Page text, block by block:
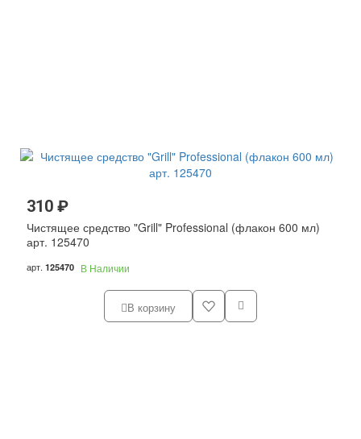
310 ₽
Чистящее средство "Grill" Professional (флакон 600 мл)
арт. 125470
арт. 125470 В Наличии
В корзину